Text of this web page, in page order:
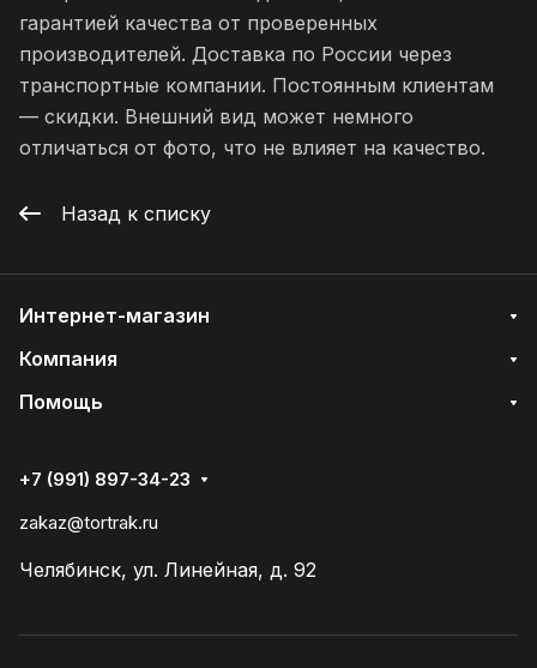
гарантией качества от проверенных
производителей. Доставка по России через
транспортные компании. Постоянным клиентам
— скидки. Внешний вид может немного
отличаться от фото, что не влияет на качество.
Назад к списку
Интернет-магазин
Компания
Помощь
+7 (991) 897-34-23
zakaz@tortrak.ru
Челябинск, ул. Линейная, д. 92